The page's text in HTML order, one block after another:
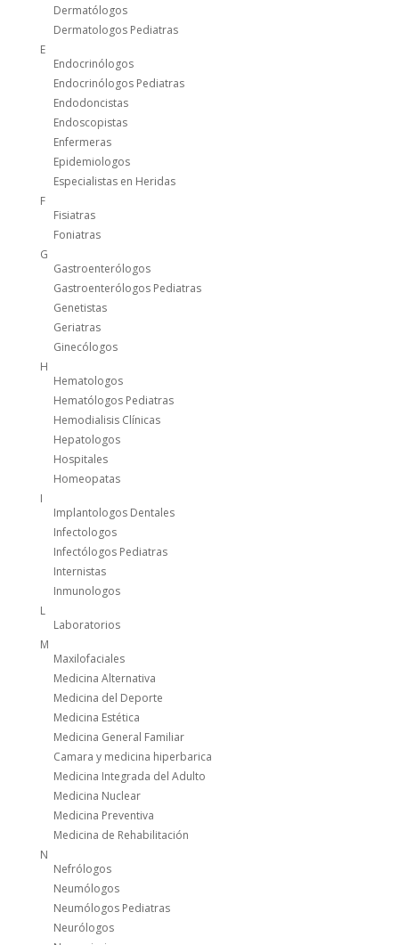
Dermatólogos
Dermatologos Pediatras
E
Endocrinólogos
Endocrinólogos Pediatras
Endodoncistas
Endoscopistas
Enfermeras
Epidemiologos
Especialistas en Heridas
F
Fisiatras
Foniatras
G
Gastroenterólogos
Gastroenterólogos Pediatras
Genetistas
Geriatras
Ginecólogos
H
Hematologos
Hematólogos Pediatras
Hemodialisis Clínicas
Hepatologos
Hospitales
Homeopatas
I
Implantologos Dentales
Infectologos
Infectólogos Pediatras
Internistas
Inmunologos
L
Laboratorios
M
Maxilofaciales
Medicina Alternativa
Medicina del Deporte
Medicina Estética
Medicina General Familiar
Camara y medicina hiperbarica
Medicina Integrada del Adulto
Medicina Nuclear
Medicina Preventiva
Medicina de Rehabilitación
N
Nefrólogos
Neumólogos
Neumólogos Pediatras
Neurólogos